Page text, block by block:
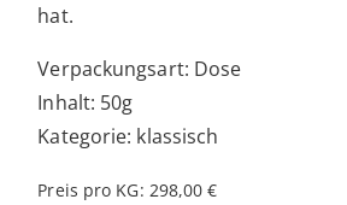
hat.
Verpackungsart: Dose
Inhalt: 50g
Kategorie: klassisch
Preis pro KG: 298,00 €